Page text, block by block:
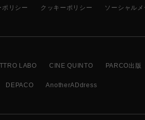
ポリシー クッキーポリシー ソーシャル
LABO CINE QUINTO PARCO出版
DEPACO AnotherADdress